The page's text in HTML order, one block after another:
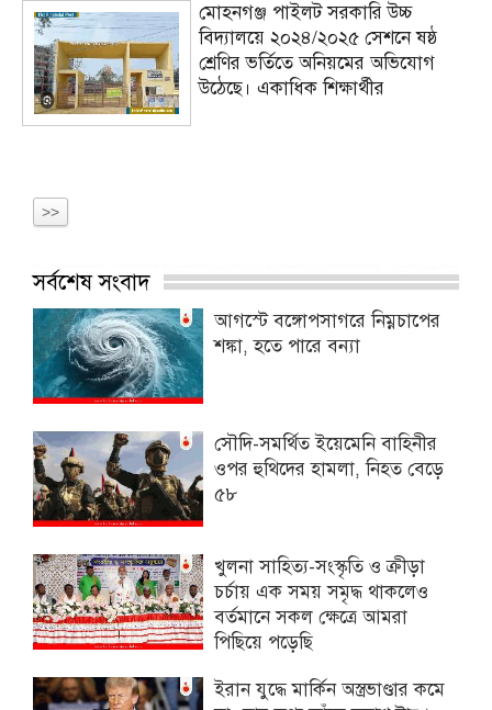
মোহনগঞ্জ পাইলট সরকারি উচ্চ
বিদ্যালয়ে ২০২৪/২০২৫ সেশনে ষষ্ঠ
শ্রেণির ভর্তিতে অনিয়মের অভিযোগ
উঠেছে। একাধিক শিক্ষার্থীর
>>
সর্বশেষ সংবাদ
আগস্টে বঙ্গোপসাগরে নিম্নচাপের
শঙ্কা, হতে পারে বন্যা
সৌদি-সমর্থিত ইয়েমেনি বাহিনীর
ওপর হুথিদের হামলা, নিহত বেড়ে
৫৮
খুলনা সাহিত্য-সংস্কৃতি ও ক্রীড়া
চর্চায় এক সময় সমৃদ্ধ থাকলেও
বর্তমানে সকল ক্ষেত্রে আমরা
পিছিয়ে পড়েছি
ইরান যুদ্ধে মার্কিন অস্ত্রভাণ্ডার কমে